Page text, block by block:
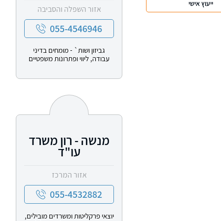
ייעוץ אישי
אזור השפלה והסביבה
055-4546946
גביזון ושות` - מומחים בדיני
עבודה, ליווי ופתרונות משפטיים
מנשה - רון משרד
עו"ד
אזור המרכז
055-4532882
יוצאי פרקליטות ומשרדים מובילים,